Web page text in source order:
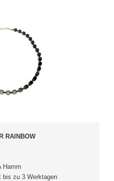
RAINBOW
Hamm
bis zu 3 Werktagen